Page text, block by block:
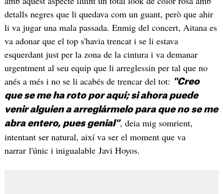
detalls negres que li quedava com un guant, però que ahir
li va jugar una mala passada. Enmig del concert, Aitana es
va adonar que el top s'havia trencat i se li estava
esquerdant just per la zona de la cintura i va demanar
urgentment al seu equip que li arreglessin per tal que no
anés a més i no se li acabés de trencar del tot: "Creo
que se me ha roto por aquí; si ahora puede
venir alguien a arreglármelo para que no se me
abra entero, pues genial", deia mig somrient,
intentant ser natural, així va ser el moment que va
narrar l'únic i inigualable Javi Hoyos.